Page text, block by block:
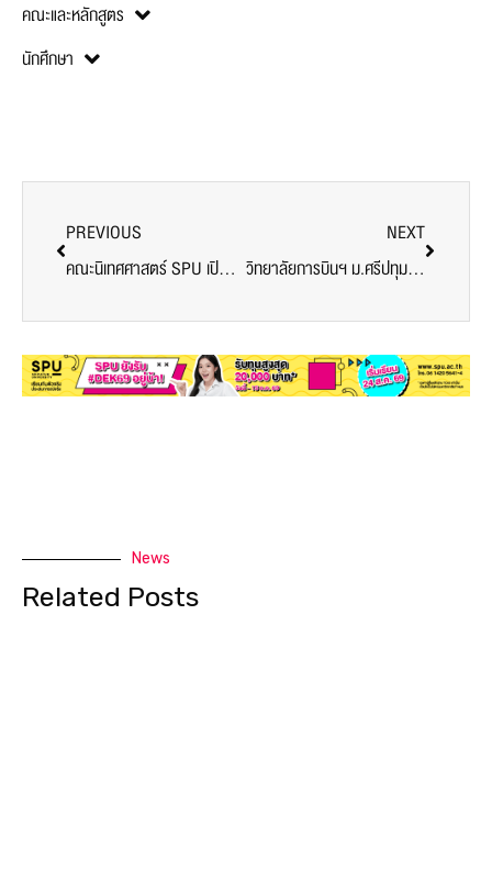
คณะและหลักสูตร
นักศึกษา
PREVIOUS
คณะนิเทศศาสตร์ SPU เปิดโลกภาพยนตร์เอเชีย พานักศึกษาชม “Cesium Fallout” หนังดังฮ่องกงจากเทศกาลระดับนานาชาติ
NEXT
วิทยาลัยการบินฯ ม.ศรีปทุม ยกระดับการเรียนรู้สู่มาตรฐานสากล เปิดโลกการทำอาหารตะวันตกกับ Real California Milk Culinary School Training
News
Related Posts